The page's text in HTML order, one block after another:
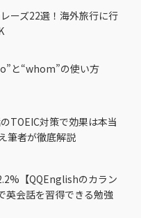
ーズ22選！海外旅行に行
と“whom”の使い方
TOEIC対策で効果は本当
筆者が徹底解説
【QQEnglishのカラン
英会話を習得できる勉強